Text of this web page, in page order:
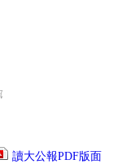
讀大公報PDF版面